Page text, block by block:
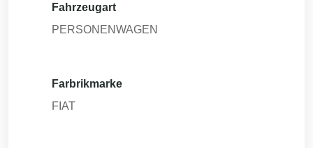
Fahrzeugart
PERSONENWAGEN
Farbrikmarke
FIAT